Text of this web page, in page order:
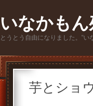
いなかも
とうとう自由になりました。“
芋とショ